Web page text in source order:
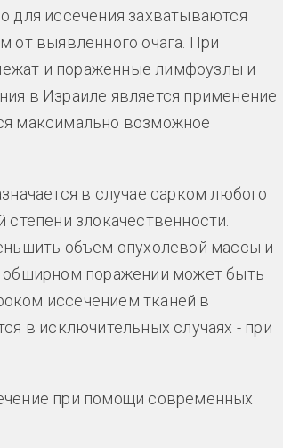
для иссечения захватываются
от выявленного очага. При
и пораженные лимфоузлы и
в Израиле является применение
максимально возможное
в случае сарком любого
злокачественности.
объем опухолевой массы и
обширном поражении может быть
иссечением тканей в
в исключительных случаях - при
при помощи современных